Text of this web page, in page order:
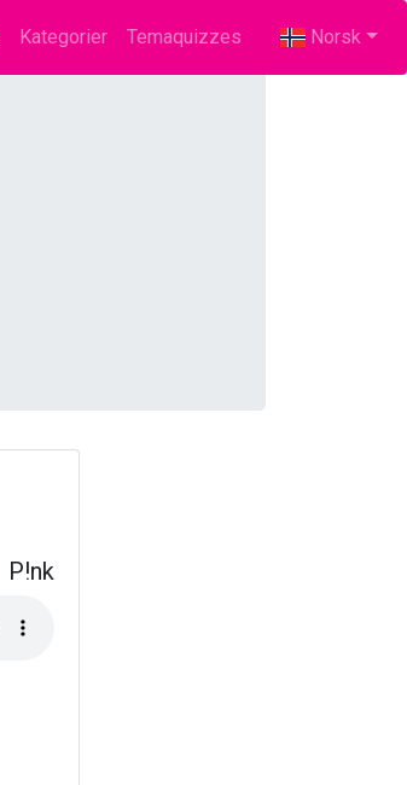
(current)
Kategorier Temaquizzes Norsk
P!nk